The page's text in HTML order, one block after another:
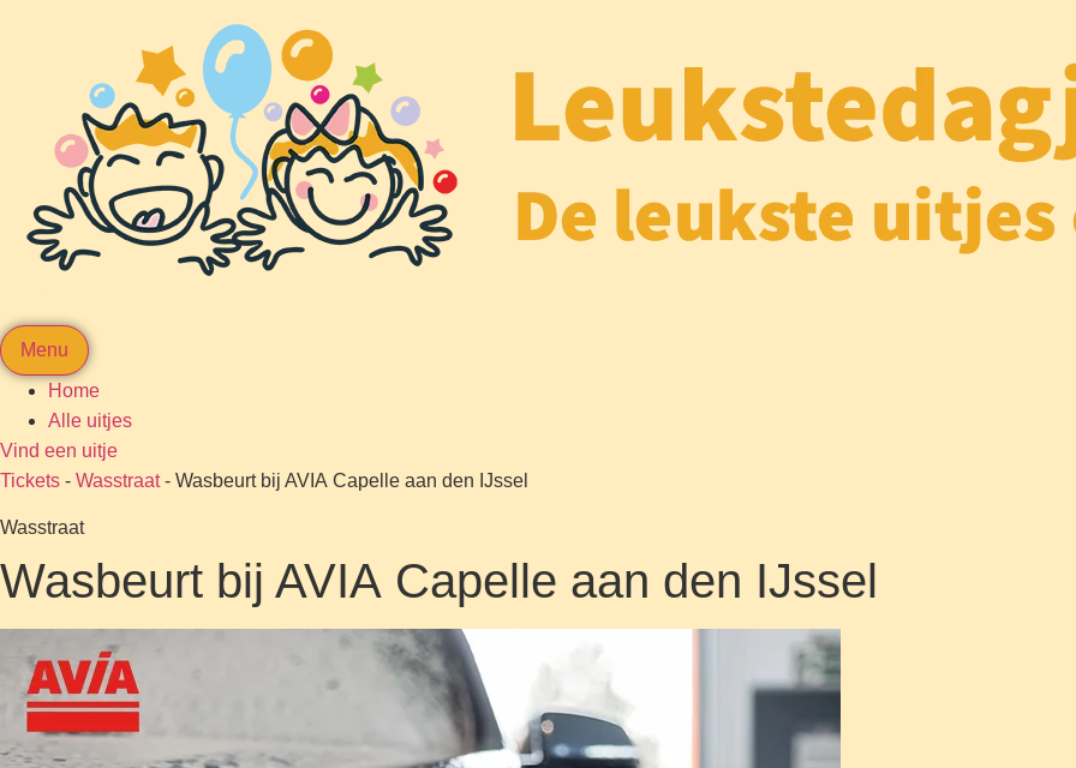
Menu
Home
Alle uitjes
Vind een uitje
Tickets - Wasstraat- Wasbeurt bij AVIA Capelle aan den IJssel
Wasstraat
Wasbeurt bij AVIA Capelle aan den IJssel